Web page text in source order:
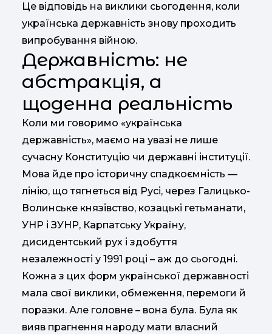
Це відповідь на виклики сьогодення, коли
українська державність знову проходить
випробування війною.
Державність: не
абстракція, а
щоденна реальність
Коли ми говоримо «українська
державність», маємо на увазі не лише
сучасну Конституцію чи державні інституції.
Мова йде про історичну спадкоємність —
лінію, що тягнеться від Русі, через Галицько-
Волинське князівство, козацькі гетьманати,
УНР і ЗУНР, Карпатську Україну,
дисидентський рух і здобуття
незалежності у 1991 році – аж до сьогодні.
Кожна з цих форм української державності
мала свої виклики, обмеження, перемоги й
поразки. Але головне – вона була. Була як
вияв прагнення народу мати власний